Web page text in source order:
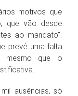
motivos que
que vão desde
ao mandato”.
prevê uma falta
mesmo que o
ausências, só